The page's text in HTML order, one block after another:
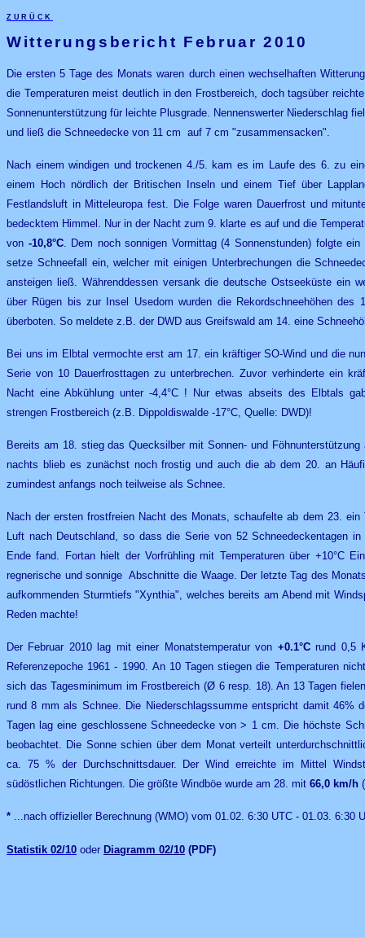
zurück
Witterungsbericht Februar 2010
Die ersten 5 Tage des Monats waren durch einen wechselhaften
die Temperaturen meist deutlich in den Frostbereich, doch tagsüber
Sonnenunterstützung für leichte Plusgrade. Nennenswerter Niederschlag
und ließ die Schneedecke von 11 cm auf 7 cm "zusammensacken".
Nach einem windigen und trockenen 4./5. kam es im Laufe des 6. zu
einem Hoch nördlich der Britischen Inseln und einem Tief über
Festlandsluft in Mitteleuropa fest. Die Folge waren Dauerfrost und
bedecktem Himmel. Nur in der Nacht zum 9. klarte es auf und die
von -10,8°C. Dem noch sonnigen Vormittag (4 Sonnenstunden) folgte
setze Schneefall ein, welcher mit einigen Unterbrechungen die
ansteigen ließ. Währenddessen versank die deutsche Ostseeküste ein
über Rügen bis zur Insel Usedom wurden die Rekordschneehöhen des
überboten. So meldete z.B. der DWD aus Greifswald am 14. eine
Bei uns im Elbtal vermochte erst am 17. ein kräftiger SO-Wind und die
Serie von 10 Dauerfrosttagen zu unterbrechen. Zuvor verhinderte ein
Nacht eine Abkühlung unter -4,4°C ! Nur etwas abseits des Elbtals
strengen Frostbereich (z.B. Dippoldiswalde -17°C, Quelle: DWD)!
Bereits am 18. stieg das Quecksilber mit Sonnen- und
nachts blieb es zunächst noch frostig und auch die ab dem 20. an
zumindest anfangs noch teilweise als Schnee.
Nach der ersten frostfreien Nacht des Monats, schaufelte ab dem 23.
Luft nach Deutschland, so dass die Serie von 52 Schneedeckentagen
Ende fand. Fortan hielt der Vorfrühling mit Temperaturen über +10°C
regnerische und sonnige Abschnitte die Waage. Der letzte Tag des
aufkommenden Sturmtiefs "Xynthia", welches bereits am Abend mit
Reden machte!
Der Februar 2010 lag mit einer Monatstemperatur von +0.1°Crund 0,5
Referenzepoche 1961 - 1990. An 10 Tagen stiegen die Temperaturen
sich das Tagesminimum im Frostbereich (Ø 6 resp. 18). An 13 Tagen
rund 8 mm als Schnee. Die Niederschlagssumme entspricht damit 46%
Tagen lag eine geschlossene Schneedecke von > 1 cm. Die höchste
beobachtet. Die Sonne schien über dem Monat verteilt
ca. 75 % der Durchschnittsdauer. Der Wind erreichte im Mittel
südöstlichen Richtungen. Die größte Windböe wurde am 28. mit 66,0 km/h
* ...nach offizieller Berechnung (WMO) vom 01.02. 6:30 UTC - 01.03. 6:30
Statistik 02/10 oder Diagramm 02/10 (PDF)